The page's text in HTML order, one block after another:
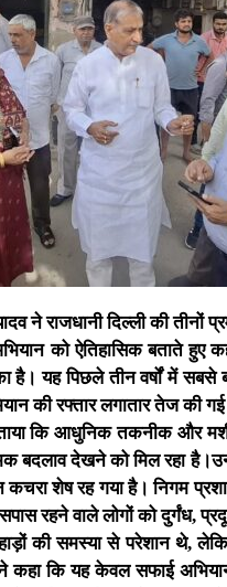
ने राजधानी दिल्ली की
को ऐतिहासिक बताते हुए
यह पिछले तीन वर्षों में सबसे
की रफ्तार लगातार तेज
कि आधुनिक तकनीक और
बदलाव देखने को मिल रहा
शेष रह गया है। निगम
रहने वाले लोगों को दुर्गंध,
की समस्या से परेशान थे,
कहा कि यह केवल सफाई